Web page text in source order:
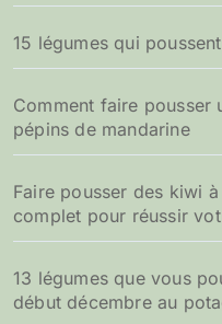
15 légumes qui
Comment faire pousser
pépins de mandarine
Faire pousser des kiwi
complet pour réussir
13 légumes que vous
début décembre au